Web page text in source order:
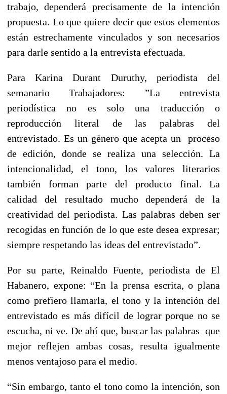
trabajo, dependerá precisamente de la intención
propuesta. Lo que quiere decir que estos elementos
están estrechamente vinculados y son necesarios
para darle sentido a la entrevista efectuada.
Para Karina Durant Duruthy, periodista del
semanario Trabajadores: ”La entrevista
periodística no es solo una traducción o
reproducción literal de las palabras del
entrevistado. Es un género que acepta un proceso
de edición, donde se realiza una selección. La
intencionalidad, el tono, los valores literarios
también forman parte del producto final. La
calidad del resultado mucho dependerá de la
creatividad del periodista. Las palabras deben ser
recogidas en función de lo que este desea expresar;
siempre respetando las ideas del entrevistado”.
Por su parte, Reinaldo Fuente, periodista de El
Habanero, expone: “En la prensa escrita, o plana
como prefiero llamarla, el tono y la intención del
entrevistado es más difícil de lograr porque no se
escucha, ni ve. De ahí que, buscar las palabras que
mejor reflejen ambas cosas, resulta igualmente
menos ventajoso para el medio.
“Sin embargo, tanto el tono como la intención, son